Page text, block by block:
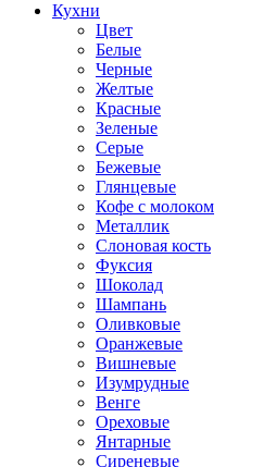
Кухни
Цвет
Белые
Черные
Желтые
Красные
Зеленые
Серые
Бежевые
Глянцевые
Кофе с молоком
Металлик
Слоновая кость
Фуксия
Шоколад
Шампань
Оливковые
Оранжевые
Вишневые
Изумрудные
Венге
Ореховые
Янтарные
Сиреневые